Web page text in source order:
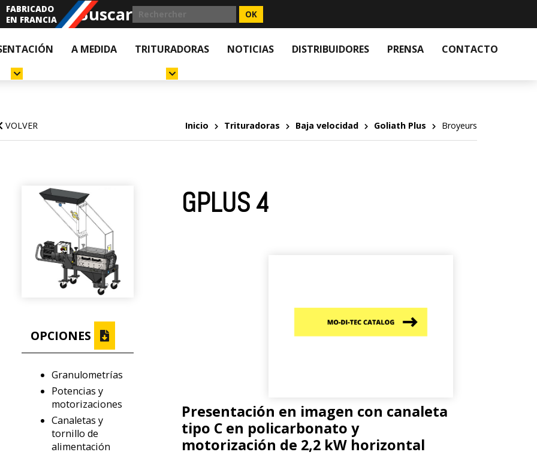
FABRICADO
EN FRANCIA
Buscar
A MEDIDA TRITURADORAS NOTICIAS DISTRIBUIDORES PRENSA CONTACTO
VOLVER Inicio Trituradoras Baja velocidad Goliath Plus Broyeurs
OPCIONES
Granulometrías
Potencias y
motorizaciones
Canaletas y
tornillo de
alimentación
GPLUS 4
Presentación en imagen con canaleta
tipo C en policarbonato y
motorización de 2,2 kW horizontal